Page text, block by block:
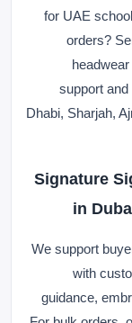
for UAE
orders?
support
Dhabi, Sharjah,
Signature
in
We support
with
guidance,